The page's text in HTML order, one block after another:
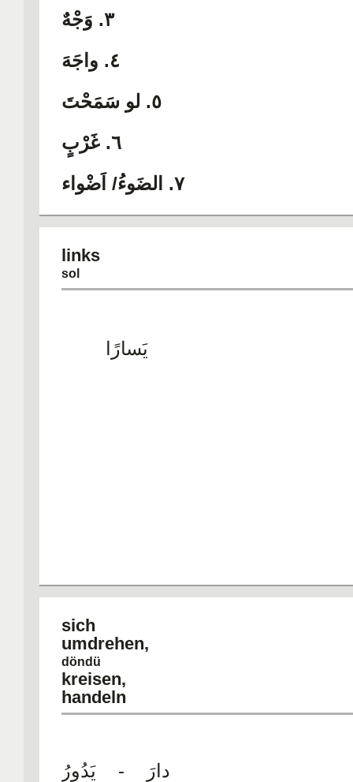
10. Straße, Gesetzgeber, kaldirim,
11. sich biegen, gekrümmt sein,
döndü
12. wenn, wenn doch, eger..., ki ...
٣. وَجْهٌ
٤. واجَهَ
٥. لو سَمَحْتَ
٦. غَرْبٍ
٧. الضَوءُ/ اَضْواء
٨. اَضاءَ
sol
يَسارًا
sich
döndü
kreisen,
handeln
دارَ - يَدُورُ